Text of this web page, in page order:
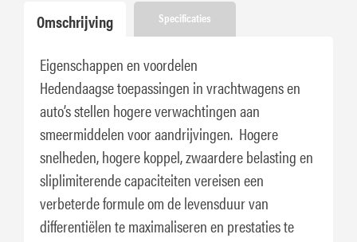
Omschrijving Specificaties
Eigenschappen en voordelen
Hedendaagse toepassingen in vrachtwagens en
auto’s stellen hogere verwachtingen aan
smeermiddelen voor aandrijvingen. Hogere
snelheden, hogere koppel, zwaardere belasting en
sliplimiterende capaciteiten vereisen een
verbeterde formule om de levensduur van
differentiëlen te maximaliseren en prestaties te